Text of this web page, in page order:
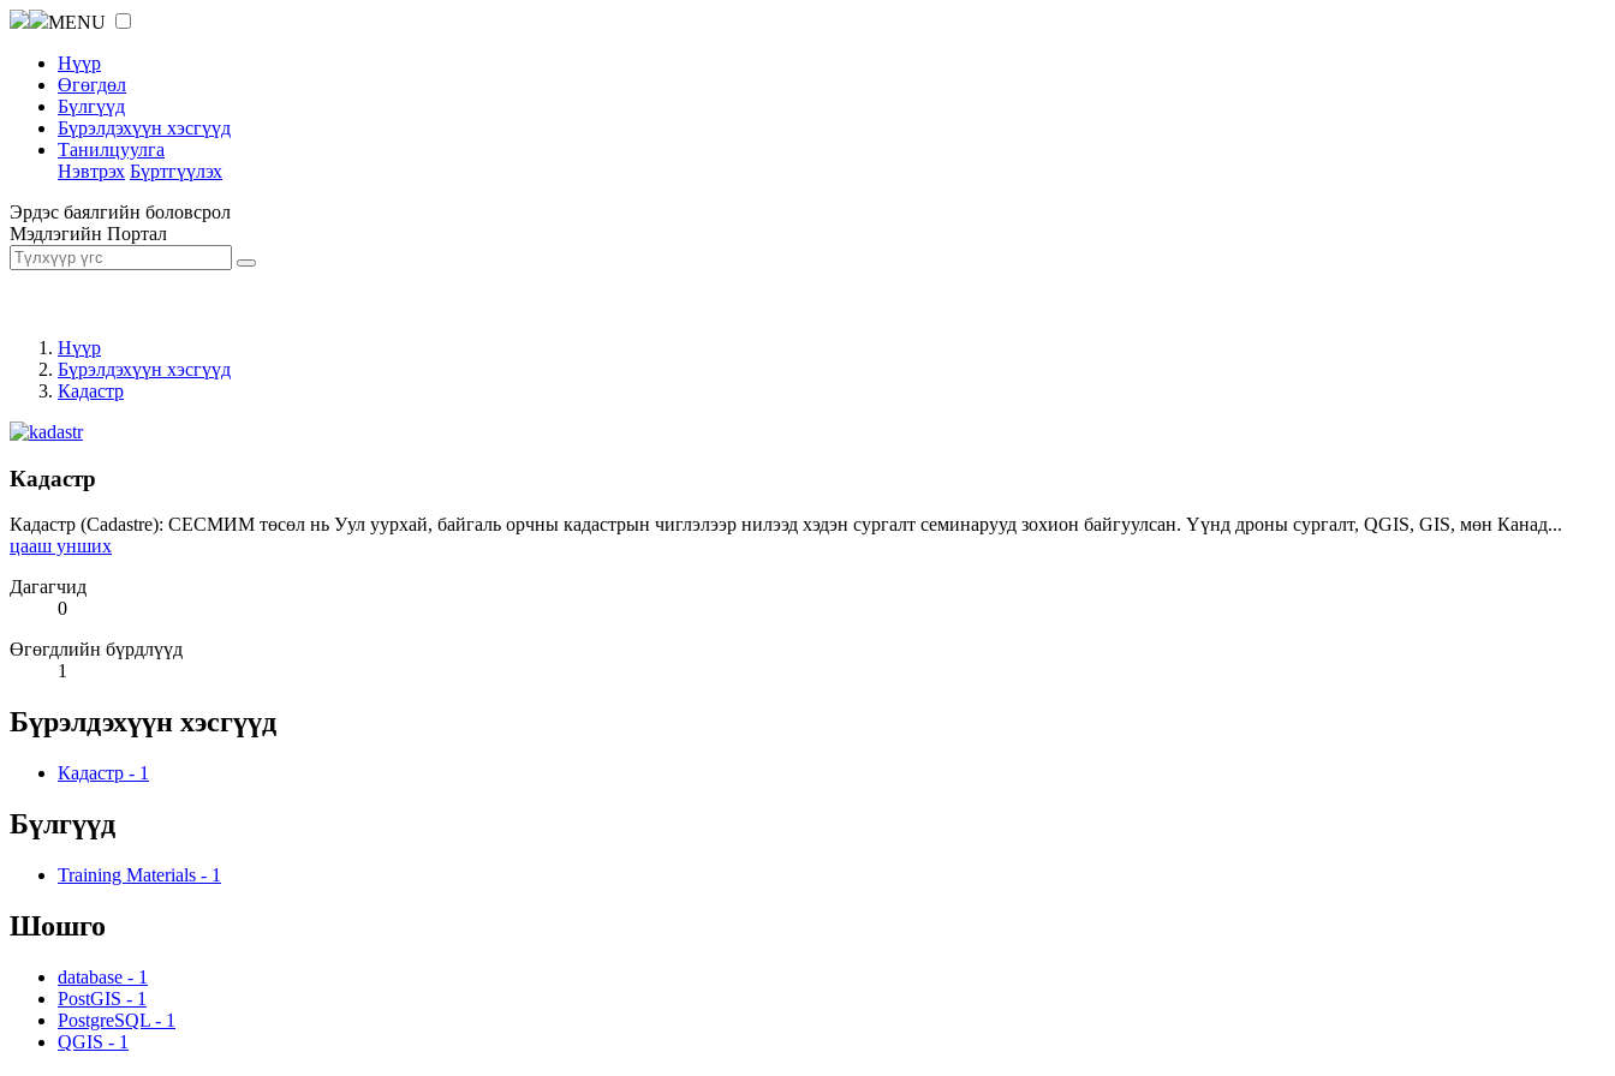
MENU
Нүүр
Өгөгдөл
Бүлгүүд
Бүрэлдэхүүн хэсгүүд
Танилцуулга
Нэвтрэх Бүртгүүлэх
Эрдэс баялгийн боловсрол
Мэдлэгийн Портал
Нүүр
Бүрэлдэхүүн хэсгүүд
Кадастр
Кадастр
Кадастр (Cadastre): СЕСМИМ төсөл нь Уул уурхай, байгаль орчны кадастрын чиглэлээр нилээд хэдэн сургалт семинарууд зохион байгуулсан. Үүнд дроны сургалт, QGIS, GIS, мөн Канад...
цааш унших
Дагагчид
0
Өгөгдлийн бүрдлүүд
1
Бүрэлдэхүүн хэсгүүд
Кадастр - 1
Бүлгүүд
Training Materials - 1
Шошго
database - 1
PostGIS - 1
PostgreSQL - 1
QGIS - 1